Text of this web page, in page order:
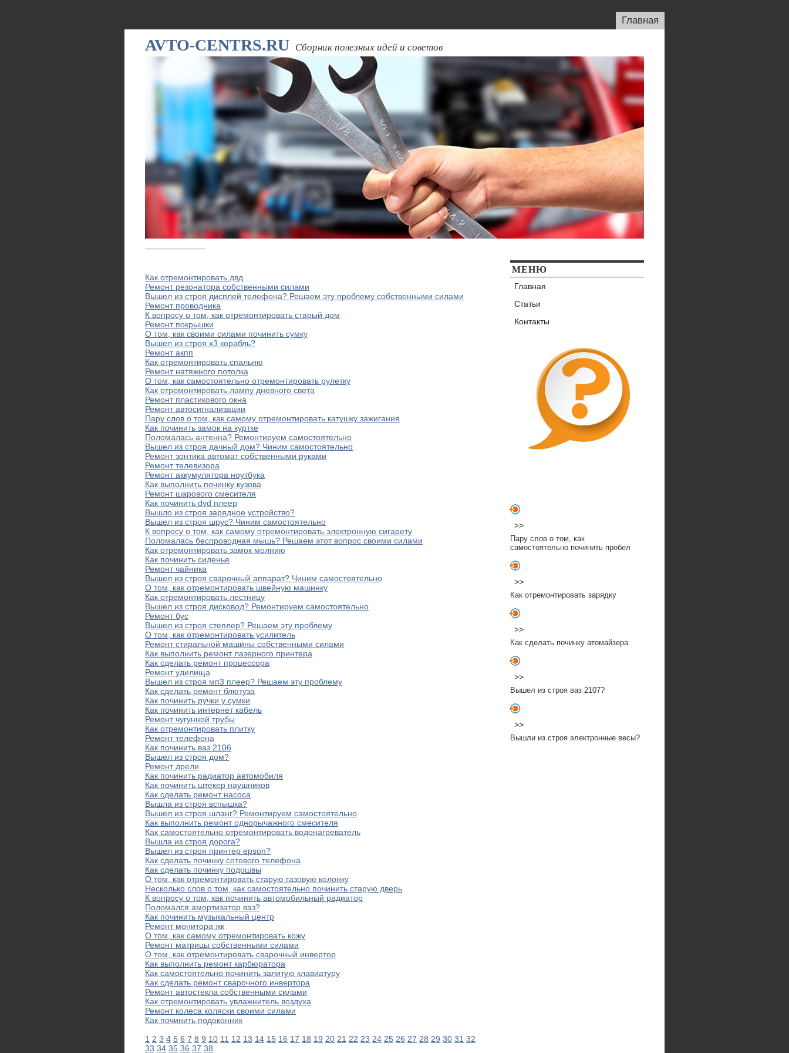
Главная
AVTO-CENTRS.RU Сборник полезных идей и советов
Как отремонтировать двд
Ремонт резонатора собственными силами
Вышел из строя дисплей телефона? Решаем эту проблему собственными силами
Ремонт проводника
К вопросу о том, как отремонтировать старый дом
Ремонт покрышки
О том, как своими силами починить сумку
Вышел из строя x3 корабль?
Ремонт акпп
Как отремонтировать спальню
Ремонт натяжного потолка
О том, как самостоятельно отремонтировать рулетку
Как отремонтировать лампу дневного света
Ремонт пластикового окна
Ремонт автосигнализации
Пару слов о том, как самому отремонтировать катушку зажигания
Как починить замок на куртке
Поломалась антенна? Ремонтируем самостоятельно
Вышел из строя дачный дом? Чиним самостоятельно
Ремонт зонтика автомат собственными руками
Ремонт телевизора
Ремонт аккумулятора ноутбука
Как выполнить починку кузова
Ремонт шарового смесителя
Как починить dvd плеер
Вышло из строя зарядное устройство?
Вышел из строя шрус? Чиним самостоятельно
К вопросу о том, как самому отремонтировать электронную сигарету
Поломалась беспроводная мышь? Решаем этот вопрос своими силами
Как отремонтировать замок молнию
Как починить сиденье
Ремонт чайника
Вышел из строя сварочный аппарат? Чиним самостоятельно
О том, как отремонтировать швейную машинку
Как отремонтировать лестницу
Вышел из строя дисковод? Ремонтируем самостоятельно
Ремонт бус
Вышел из строя степлер? Решаем эту проблему
О том, как отремонтировать усилитель
Ремонт стиральной машины собственными силами
Как выполнить ремонт лазерного принтера
Как сделать ремонт процессора
Ремонт удилища
Вышел из строя мп3 плеер? Решаем эту проблему
Как сделать ремонт блютуза
Как починить ручки у сумки
Как починить интернет кабель
Ремонт чугунной трубы
Как отремонтировать плитку
Ремонт телефона
Как починить ваз 2106
Вышел из строя дом?
Ремонт дрели
Как починить радиатор автомобиля
Как починить штекер наушников
Как сделать ремонт насоса
Вышла из строя вспышка?
Вышел из строя шланг? Ремонтируем самостоятельно
Как выполнить ремонт однорычажного смесителя
Как самостоятельно отремонтировать водонагреватель
Вышла из строя дорога?
Вышел из строя принтер epson?
Как сделать починку сотового телефона
Как сделать починку подошвы
О том, как отремонтировать старую газовую колонку
Несколько слов о том, как самостоятельно починить старую дверь
К вопросу о том, как починить автомобильный радиатор
Поломался амортизатор ваз?
Как починить музыкальный центр
Ремонт монитора жк
О том, как самому отремонтировать кожу
Ремонт матрицы собственными силами
О том, как отремонтировать сварочный инвертор
Как выполнить ремонт карбюратора
Как самостоятельно починить залитую клавиатуру
Как сделать ремонт сварочного инвертора
Ремонт автостекла собственными силами
Как отремонтировать увлажнитель воздуха
Ремонт колеса коляски своими силами
Как починить подоконник
1 2 3 4 5 6 7 8 9 10 11 12 13 14 15 16 17 18 19 20 21 22 23 24 25 26 27 28 29 30 31 32
33 34 35 36 37 38
МЕНЮ
Главная
Статьи
Контакты
>>
Пару слов о том, как
самостоятельно починить пробел
>>
Как отремонтировать зарядку
>>
Как сделать починку атомайзера
>>
Вышел из строя ваз 2107?
>>
Вышли из строя электронные весы?